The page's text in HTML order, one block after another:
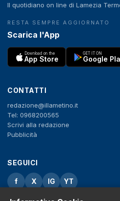
Il quotidiano on line di Lamezia
RESTA SEMPRE AGGIORNATO
Scarica l'App
Download on the
App Store
GET IT ON
Google
CONTATTI
redazione@illametino.it
Tel: 0968200565
Scrivi alla redazione
Pubblicità
SEGUICI
f X IG YT